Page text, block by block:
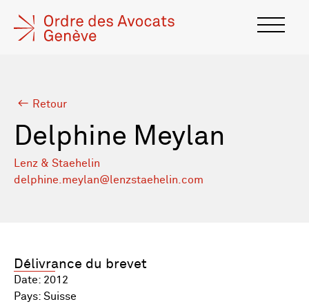
Retour
Delphine Meylan
Lenz & Staehelin
delphine.meylan@lenzstaehelin.com
Délivrance du brevet
Date: 2012
Pays: Suisse